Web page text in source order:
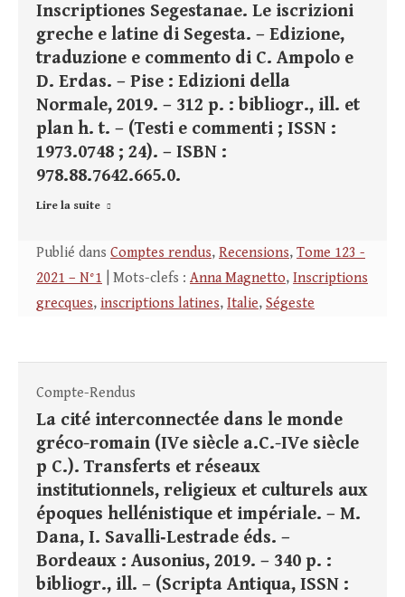
Inscriptiones Segestanae. Le iscrizioni
greche e latine di Segesta. – Edizione,
traduzione e commento di C. Ampolo e
D. Erdas. – Pise : Edizioni della
Normale, 2019. – 312 p. : bibliogr., ill. et
plan h. t. – (Testi e commenti ; ISSN :
1973.0748 ; 24). – ISBN :
978.88.7642.665.0.
Lire la suite
Publié dans Comptes rendus, Recensions, Tome 123 -
2021 – N°1 | Mots-clefs : Anna Magnetto, Inscriptions
grecques, inscriptions latines, Italie, Ségeste
Compte-Rendus
La cité interconnectée dans le monde
gréco-romain (IVe siècle a.C.-IVe siècle
p C.). Transferts et réseaux
institutionnels, religieux et culturels aux
époques hellénistique et impériale. – M.
Dana, I. Savalli‑Lestrade éds. –
Bordeaux : Ausonius, 2019. – 340 p. :
bibliogr., ill. – (Scripta Antiqua, ISSN :